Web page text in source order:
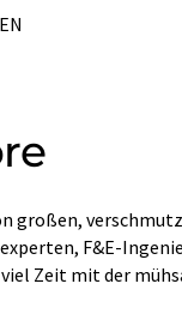
großen,
F&E-
Zeit mit der